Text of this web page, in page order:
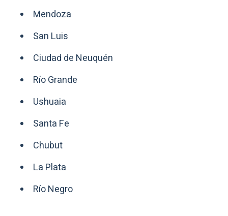
Mendoza
San Luis
Ciudad de Neuquén
Río Grande
Ushuaia
Santa Fe
Chubut
La Plata
Río Negro